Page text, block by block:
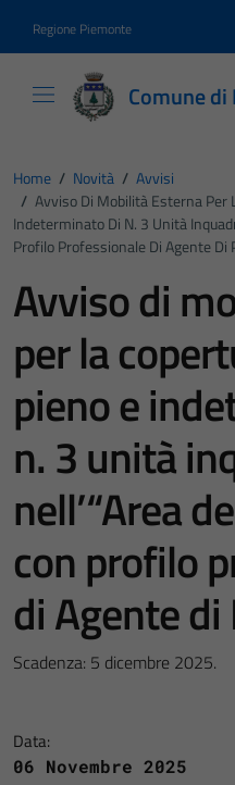
Regione Piemonte
Comune
Home / Novità / Avvisi
/ Avviso Di Mobilità Esterna Per
Indeterminato Di N. 3 Unità
Profilo Professionale Di Agente Di
Avviso di
per la
pieno e
n. 3 unità
nell’“Area
con profilo
di Agente di
Scadenza: 5 dicembre 2025.
Data:
06 Novembre 2025